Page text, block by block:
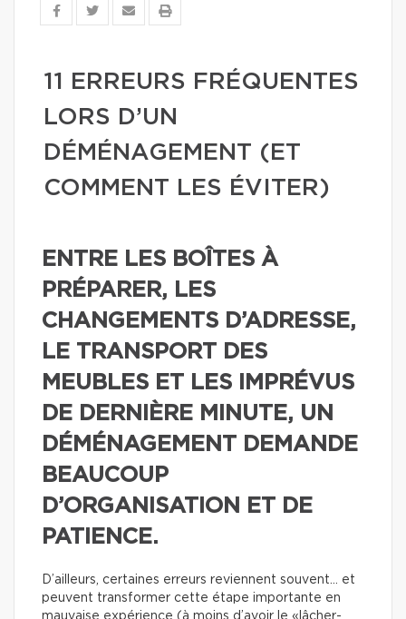
11 ERREURS FRÉQUENTES
LORS D’UN
DÉMÉNAGEMENT (ET
COMMENT LES ÉVITER)
ENTRE LES BOÎTES À
PRÉPARER, LES
CHANGEMENTS D’ADRESSE,
LE TRANSPORT DES
MEUBLES ET LES IMPRÉVUS
DE DERNIÈRE MINUTE, UN
DÉMÉNAGEMENT DEMANDE
BEAUCOUP
D’ORGANISATION ET DE
PATIENCE.
D’ailleurs, certaines erreurs reviennent souvent… et
peuvent transformer cette étape importante en
mauvaise expérience (à moins d’avoir le «lâcher-